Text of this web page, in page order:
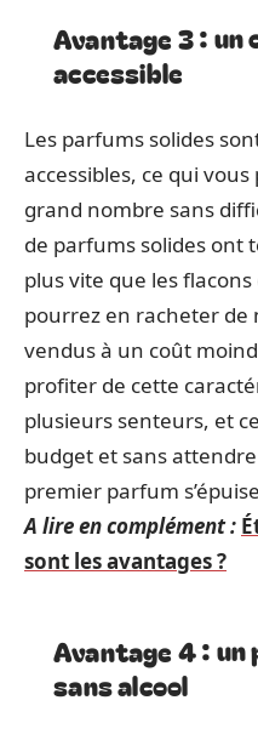
Avantage 3 :
accessible
Les parfums solides
accessibles, ce qui
grand nombre sans
de parfums solides ont
plus vite que les
pourrez en racheter de
vendus à un coût
profiter de cette
plusieurs senteurs, et
budget et sans
premier parfum
A lire en complément :
sont les avantages ?
Avantage 4 :
sans alcool